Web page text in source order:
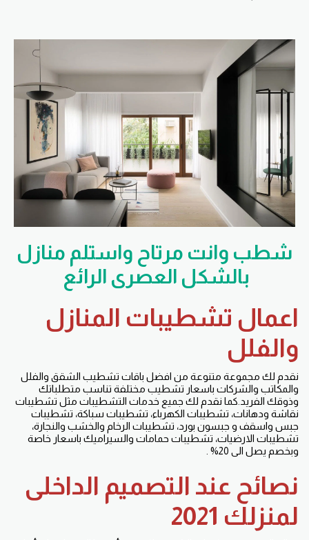
شطب وانت مرتاح واستلم منازل
بالشكل العصرى الرائع
اعمال تشطيبات المنازل
والفلل
نقدم لك مجموعة متنوعة من افضل باقات تشطيب الشقق والفلل
والمكاتب والشركات باسعار تشطيب مختلفة تناسب متطلباتك
وذوقك الفريد.كما نقدم لك جميع خدمات التشطيبات مثل تشطيبات
نقاشة ودهانات، تشطيبات الكهرباء، تشطيبات سباكة، تشطيبات
جبس واسقف و جبسون بورد، تشطيبات الرخام والخشب والنجارة،
تشطيبات الارضيات، تشطيبات حمامات والسيراميك باسعار خاصة
وبخصم يصل الى 20% .
نصائح عند التصميم الداخلى
لمنزلك 2021